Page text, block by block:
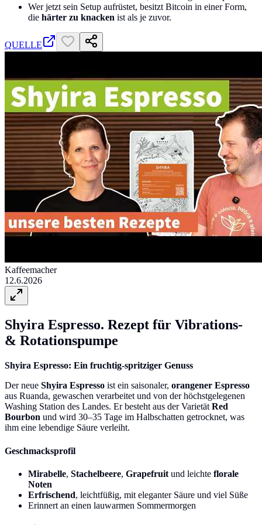
Wer jetzt sein Setup aufrüstet, besitzt Bitcoin in einer Form,
die härter zu knacken ist als je zuvor.
QUELLE
Kaffeemacher
12.6.2026
Shyira Espresso. Rezept für Vibrations-
& Rotationspumpe
Shyira Espresso: Ein fruchtig-spritziger Genuss
Der neue Shyira Espresso ist ein saisonaler, orangener Espresso
aus Ruanda, gewaschen verarbeitet und von der höchstgelegenen
Washing Station des Landes. Er besteht aus der Varietät Red
Bourbon und wird 30–35 Tage im Halbschatten getrocknet, was
ihm eine lebendige Säure verleiht.
Geschmacksprofil
Mirabelle, Stachelbeere, Grapefruit und leichte florale
Noten
Erfrischend, leichtfüßig, mit eleganter Säure und viel Süße
Erinnert an einen lauwarmen Sommermorgen